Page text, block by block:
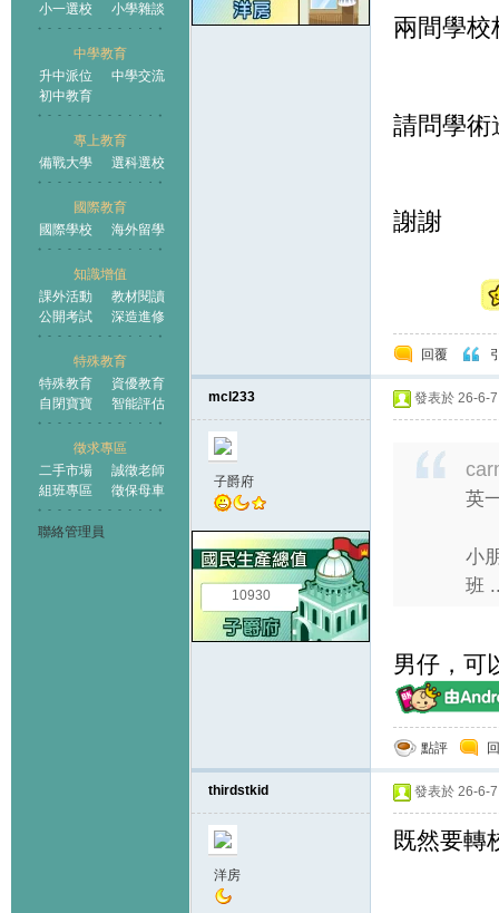
小一選校
小學雜談
中學教育
升中派位
中學交流
初中教育
專上教育
備戰大學
選科選校
國際教育
國際學校
海外留學
知識增值
課外活動
教材閱讀
公開考試
深造進修
特殊教育
特殊教育
資優教育
自閉寶寶
智能評估
徵求專區
二手市場
誠徵老師
組班專區
徵保母車
聯絡管理員
兩間學校
請問學術
謝謝
回覆
mcl233
子爵府
10930
發表於 26-6-
英
小
班
男仔，可
點評
thirdstkid
洋房
發表於 26-6-
既然要轉